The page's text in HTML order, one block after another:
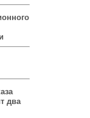
два